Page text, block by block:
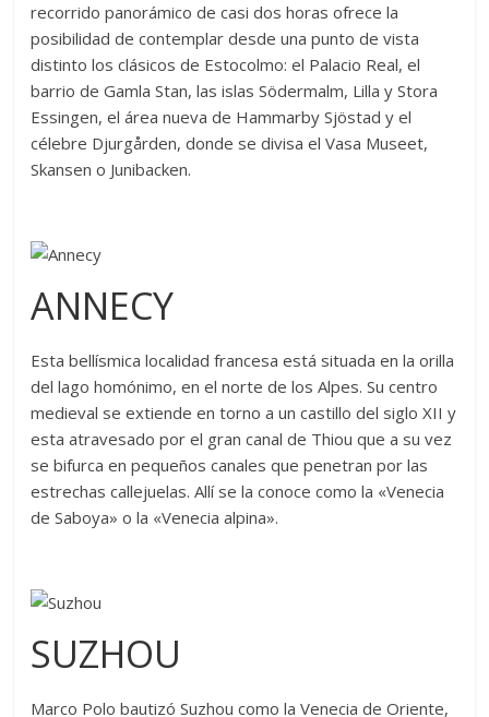
recorrido panorámico de casi dos horas ofrece la
posibilidad de contemplar desde una punto de vista
distinto los clásicos de Estocolmo: el Palacio Real, el
barrio de Gamla Stan, las islas Södermalm, Lilla y Stora
Essingen, el área nueva de Hammarby Sjöstad y el
célebre Djurgården, donde se divisa el Vasa Museet,
Skansen o Junibacken.
ANNECY
Esta bellísmica localidad francesa está situada en la orilla
del lago homónimo, en el norte de los Alpes. Su centro
medieval se extiende en torno a un castillo del siglo XII y
esta atravesado por el gran canal de Thiou que a su vez
se bifurca en pequeños canales que penetran por las
estrechas callejuelas. Allí se la conoce como la «Venecia
de Saboya» o la «Venecia alpina».
SUZHOU
Marco Polo bautizó Suzhou como la Venecia de Oriente,